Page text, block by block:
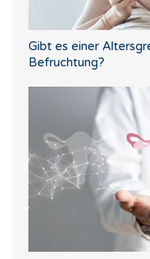
Gibt es einer
Befruchtung?